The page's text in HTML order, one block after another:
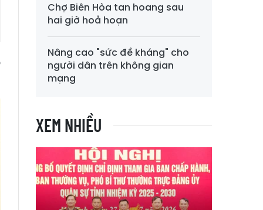
Chợ Biên Hòa tan hoang sau
hai giờ hoả hoạn
Nâng cao "sức đề kháng" cho
người dân trên không gian
mạng
XEM NHIỀU